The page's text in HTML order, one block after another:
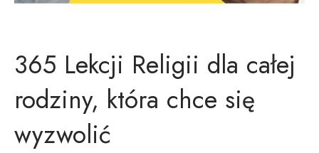
365 Lekcji Religii dla całej
rodziny, która chce się
wyzwolić